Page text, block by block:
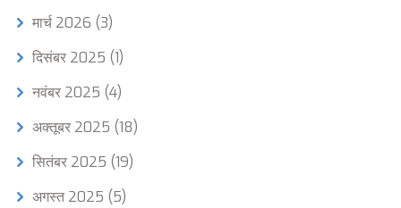
मार्च 2026 (3)
दिसंबर 2025 (1)
नवंबर 2025 (4)
अक्तूबर 2025 (18)
सितंबर 2025 (19)
अगस्त 2025 (5)